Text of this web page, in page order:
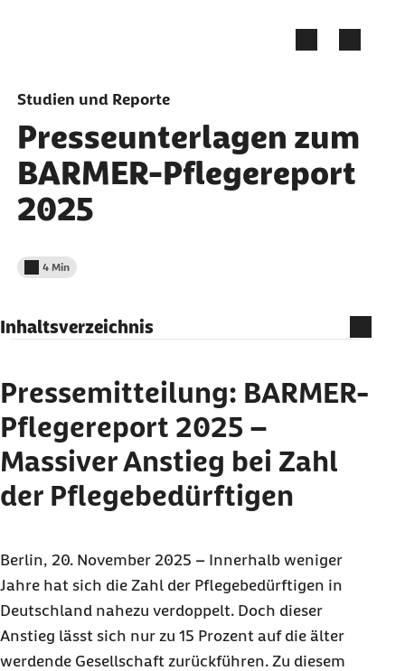
Studien und Reporte
Presseunterlagen zum
BARMER-Pflegereport
2025
Lesedauer weniger als
4 Min
Inhaltsverzeichnis
Massiver Anstieg bei Zahl der Pflegebedürftigen
Krankheitslast nicht Treiber für mehr
Pflegebedürftige
Unterschiedliche Pflegeverläufe je nach
Eingangserkrankung
Pflegereport 2025
Pressemitteilung: BARMER-
Pflegereport 2025 –
Massiver Anstieg bei Zahl
der Pflegebedürftigen
Berlin, 20. November 2025 – Innerhalb weniger
Jahre hat sich die Zahl der Pflegebedürftigen in
Deutschland nahezu verdoppelt. Doch dieser
Anstieg lässt sich nur zu 15 Prozent auf die älter
werdende Gesellschaft zurückführen. Zu diesem